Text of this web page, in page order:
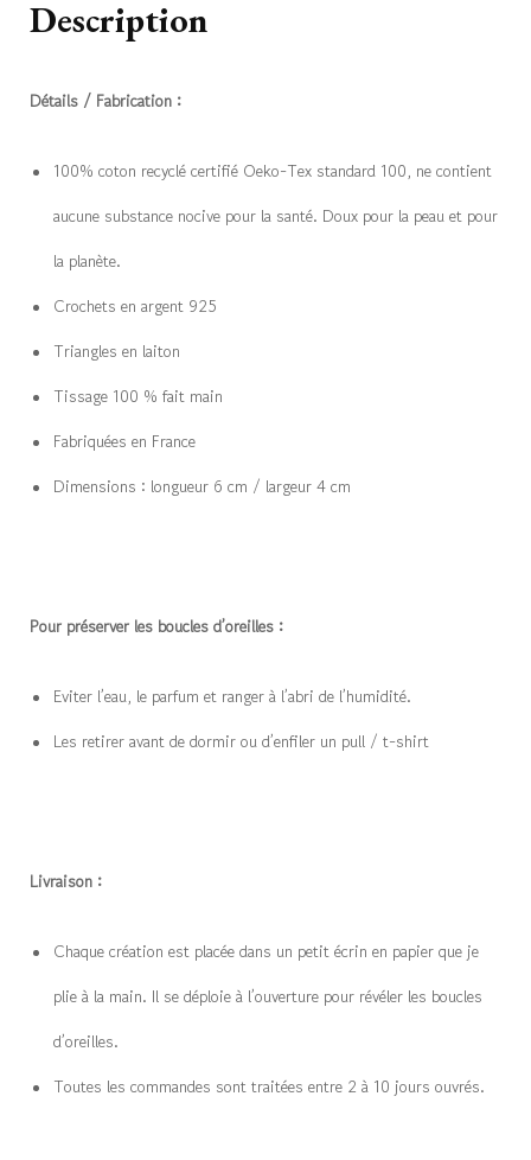
Description
Détails / Fabrication :
100% coton recyclé certifié Oeko-Tex standard 100, ne contient
aucune substance nocive pour la santé. Doux pour la peau et pour
la planète.
Crochets en argent 925
Triangles en laiton
Tissage 100 % fait main
Fabriquées en France
Dimensions : longueur 6 cm / largeur 4 cm
Pour préserver les boucles d’oreilles :
Eviter l’eau, le parfum et ranger à l’abri de l’humidité.
Les retirer avant de dormir ou d’enfiler un pull / t-shirt
Livraison :
Chaque création est placée dans un petit écrin en papier que je
plie à la main. Il se déploie à l’ouverture pour révéler les boucles
d’oreilles.
Toutes les commandes sont traitées entre 2 à 10 jours ouvrés.